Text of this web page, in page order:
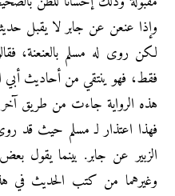
وإذا عنعن عن جابر لا يقبل
لكن روى له مسلم بالعنعنة،
فقط، فهو ينتقي من أحاديث أبي
هذه الرواية جاءت من طريق آخر
فهذا اعتذار لـ مسلم حيث قد
الزبير عن جابر. بينما يقول
وغيرهما من كتب الحديث في